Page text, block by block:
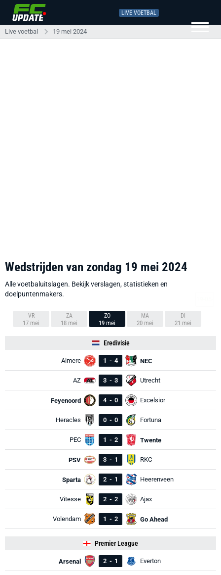
LIVE VOETBAL
Live voetbal 19 mei 2024
Wedstrijden van zondag 19 mei 2024
Alle voetbaluitslagen. Bekijk verslagen, statistieken en
doelpuntenmakers.
VR
17 mei
ZA
18 mei
ZO
19 mei
MA
20 mei
DI
21 mei
Eredivisie
Almere 1 - 4 NEC
AZ 3 - 3 Utrecht
Feyenoord 4 - 0 Excelsior
Heracles 0 - 0 Fortuna
PEC 1 - 2 Twente
PSV 3 - 1 RKC
Sparta 2 - 1 Heerenveen
Vitesse 2 - 2 Ajax
Volendam 1 - 2 Go Ahead
Premier League
Arsenal 2 - 1 Everton